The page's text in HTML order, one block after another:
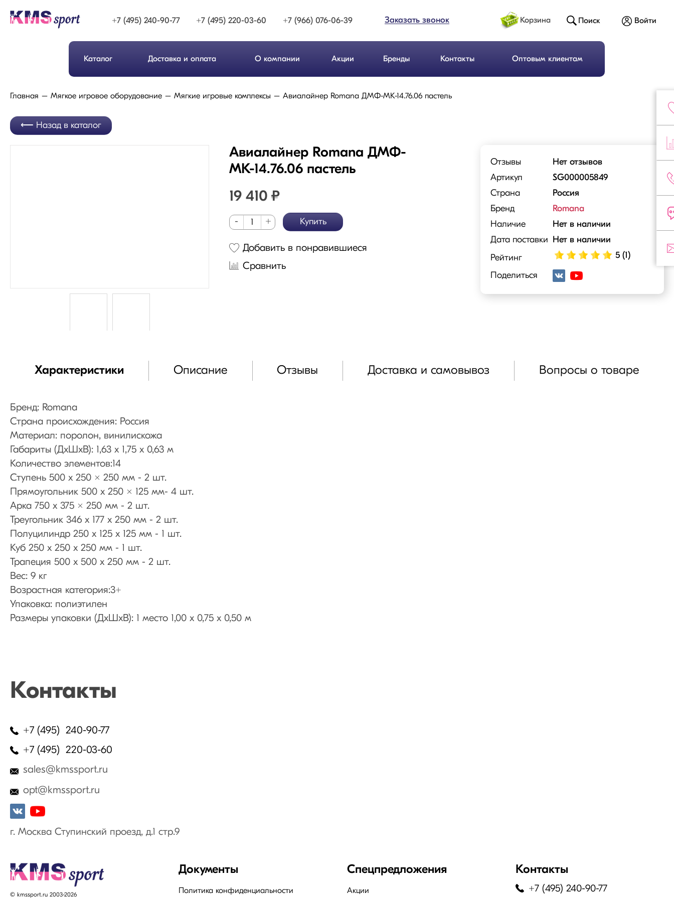
+7 (495) 240-90-77 +7 (495) 220-03-60 +7 (966) 076-06-39 Заказать звонок
Каталог Доставка и оплата О компании Акции Бренды Контакты Оптовым клиентам
Корзина Поиск Войти
Главная Мягкое игровое оборудование Мягкие игровые комплексы Авиалайнер Romana ДМФ-МК-14.76.06 пастель
Назад в каталог
Авиалайнер Romana ДМФ-
МК-14.76.06 пастель
19 410 ₽
- + Купить
Добавить в понравившиеся
Сравнить
Отзывы
Нет отзывов
Артикул
SG000005849
Страна
Россия
Бренд
Romana
Наличие
Нет в наличии
Дата поставки Нет в наличии
Рейтинг
5 (1)
Поделиться
Характеристики Описание Отзывы Доставка и самовывоз Вопросы о товаре
Бренд: Romana
Страна происхождения: Россия
Материал: поролон, винилискожа
Габариты (ДхШхВ): 1,63 х 1,75 х 0,63 м
Количество элементов:14
Ступень 500 x 250 x 250 мм - 2 шт.
Прямоугольник 500 x 250 x 125 мм- 4 шт.
Арка 750 x 375 x 250 мм - 2 шт.
Треугольник 346 х 177 x 250 мм - 2 шт.
Полуцилиндр 250 х 125 x 125 мм - 1 шт.
Куб 250 х 250 x 250 мм - 1 шт.
Трапеция 500 х 500 x 250 мм - 2 шт.
Вес: 9 кг
Возрастная категория:3+
Упаковка: полиэтилен
Размеры упаковки (ДхШхВ): 1 место 1,00 х 0,75 х 0,50 м
Контакты
+7 (495) 240-90-77
+7 (495) 220-03-60
sales@kmssport.ru
opt@kmssport.ru
г. Москва Ступинский проезд, д.1 стр.9
© kmssport.ru 2003-2026
Документы
Политика конфиденциальности
Спецпредложения
Акции
Контакты
+7 (495) 240-90-77